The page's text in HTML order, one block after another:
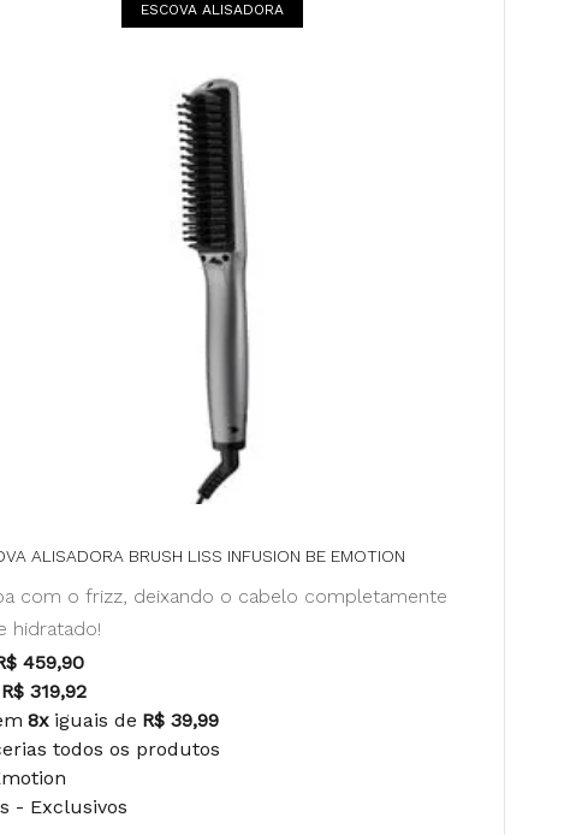
ESCOVA ALISADORA
ALISADORA BRUSH LISS INFUSION BE EMOTION
com o frizz, deixando o cabelo completamente
hidratado!
459,90
R$ 319,92
8x iguais de R$ 39,99
todos os produtos
- Exclusivos